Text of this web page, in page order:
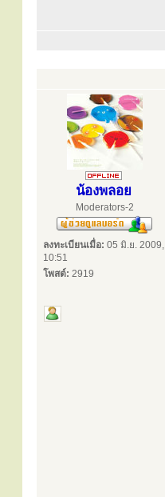
น้องพลอย
Moderators-2
ลงทะเบียนเมื่อ: 05 มิ.ย. 2009,
10:51
โพสต์: 2919